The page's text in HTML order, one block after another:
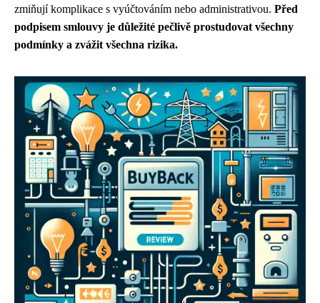
zmiňují komplikace s vyúčtováním nebo administrativou. Před
podpisem smlouvy je důležité pečlivě prostudovat všechny
podmínky a zvážit všechna rizika.